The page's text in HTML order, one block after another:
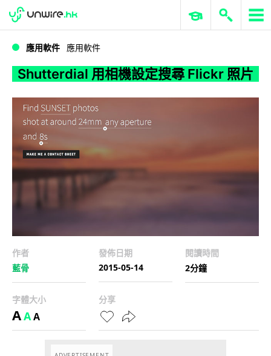
Shutterdial 用相機設定搜尋 Flickr 照片
WWDC 2026 ERP 與商業 AI
應用軟件 應用軟件
Shutterdial 用相機設定搜尋 Flickr 照片
作者
藍骨
發佈日期
2015-05-14
閱讀時間
2分鐘
字體大小
AAA
分享